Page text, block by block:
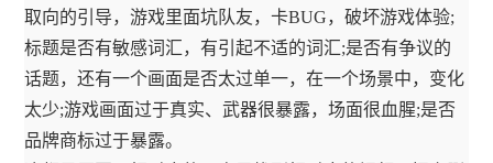
取向的引导，游戏里面坑队友，卡BUG，破坏游戏体验;
标题是否有敏感词汇，有引起不适的词汇;是否有争议的
话题，还有一个画面是否太过单一，在一个场景中，变化
太少;游戏画面过于真实、武器很暴露，场面很血腥;是否
品牌商标过于暴露。